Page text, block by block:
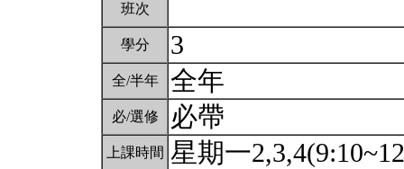
班次
學分 3
全/半年 全年
必/選修 必帶
上課時間 星期一